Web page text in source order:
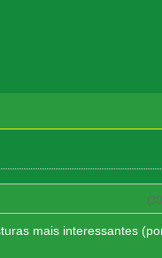
mais interessantes